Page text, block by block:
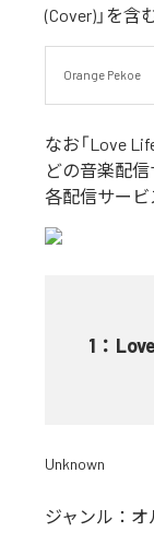
(Cover)」を含
Orange Pekoe
なお「Love
どの音楽配
各配信サービ
1 ：
Unknown
ジャンル： オ